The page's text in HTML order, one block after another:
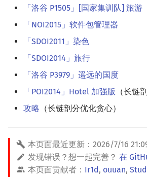
「洛谷 P1505」[国家集训队] 旅游
「NOI2015」软件包管理器
「SDOI2011」染色
「SDOI2014」旅行
「洛谷 P3979」遥远的国度
「POI2014」Hotel 加强版
（长链
攻略 （长链剖分优化贪心）
本页面最近更新： 2026/7/16
发现错误？想一起完善？ 在
本页面贡献者： Ir1d , ouuan,